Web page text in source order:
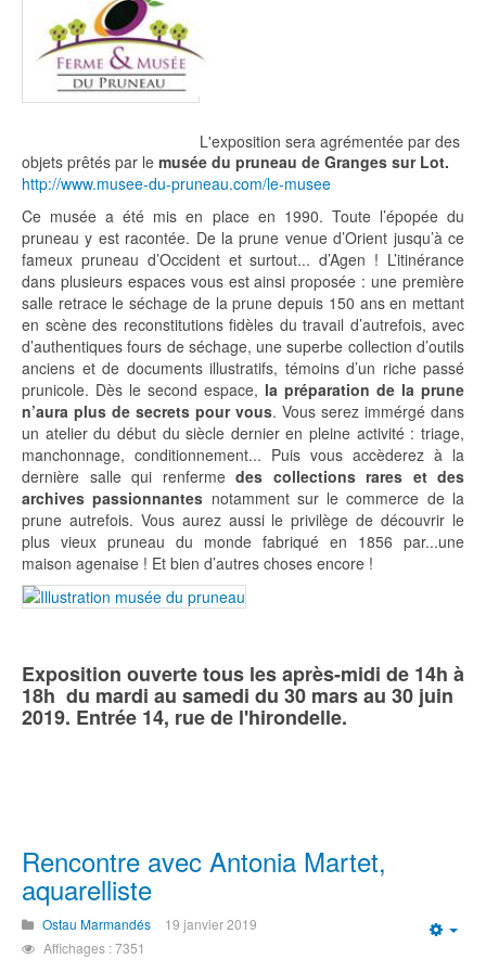
L'exposition sera agrémentée par des
objets prêtés par le musée du pruneau de Granges sur Lot.
http://www.musee-du-pruneau.com/le-musee
Ce musée a été mis en place en 1990. Toute l’épopée du
pruneau y est racontée. De la prune venue d’Orient jusqu’à ce
fameux pruneau d’Occident et surtout... d’Agen ! L’itinérance
dans plusieurs espaces vous est ainsi proposée : une première
salle retrace le séchage de la prune depuis 150 ans en mettant
en scène des reconstitutions fidèles du travail d’autrefois, avec
d’authentiques fours de séchage, une superbe collection d’outils
anciens et de documents illustratifs, témoins d’un riche passé
prunicole. Dès le second espace, la préparation de la prune
n’aura plus de secrets pour vous. Vous serez immérgé dans
un atelier du début du siècle dernier en pleine activité : triage,
manchonnage, conditionnement... Puis vous accèderez à la
dernière salle qui renferme des collections rares et des
archives passionnantes notamment sur le commerce de la
prune autrefois. Vous aurez aussi le privilège de découvrir le
plus vieux pruneau du monde fabriqué en 1856 par...une
maison agenaise ! Et bien d’autres choses encore !
Exposition ouverte tous les après-midi de 14h à
18h du mardi au samedi du 30 mars au 30 juin
2019. Entrée 14, rue de l'hirondelle.
Rencontre avec Antonia Martet,
aquarelliste
Ostau Marmandés
19 janvier 2019
Affichages : 7351